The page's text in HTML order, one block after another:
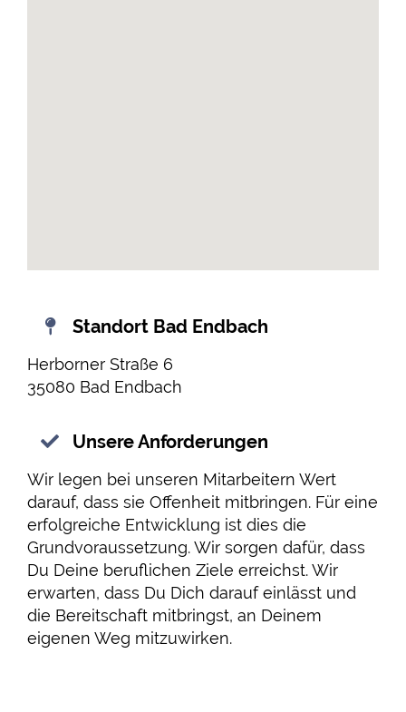
Standort Bad Endbach
Herborner Straße 6
35080 Bad Endbach
Unsere Anforderungen
Wir legen bei unseren Mitarbeitern Wert
darauf, dass sie Offenheit mitbringen. Für eine
erfolgreiche Entwicklung ist dies die
Grundvoraussetzung. Wir sorgen dafür, dass
Du Deine beruflichen Ziele erreichst. Wir
erwarten, dass Du Dich darauf einlässt und
die Bereitschaft mitbringst, an Deinem
eigenen Weg mitzuwirken.